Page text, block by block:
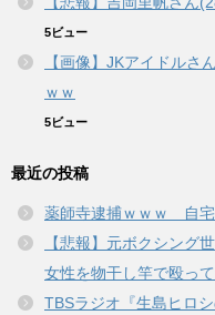
5ビュー
【画像】JKアイドルさ
ｗｗ
5ビュー
最近の投稿
薬師寺逮捕ｗｗｗ 自宅
【悲報】元ボクシング
女性を物干し竿で殴っ
TBSラジオ『生島ヒロ